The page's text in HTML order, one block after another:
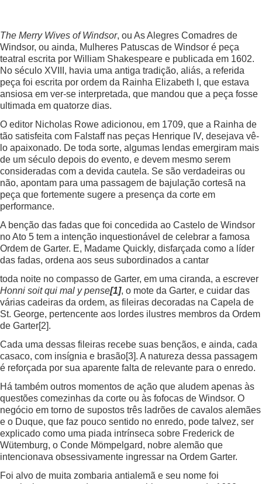
The Merry Wives of Windsor, ou As Alegres Comadres de
Windsor, ou ainda, Mulheres Patuscas de Windsor é peça
teatral escrita por William Shakespeare e publicada em 1602.
No século XVIII, havia uma antiga tradição, aliás, a referida
peça foi escrita por ordem da Rainha Elizabeth I, que estava
ansiosa em ver-se interpretada, que mandou que a peça fosse
ultimada em quatorze dias.
O editor Nicholas Rowe adicionou, em 1709, que a Rainha de
tão satisfeita com Falstaff nas peças Henrique IV, desejava vê-
lo apaixonado. De toda sorte, algumas lendas emergiram mais
de um século depois do evento, e devem mesmo serem
consideradas com a devida cautela. Se são verdadeiras ou
não, apontam para uma passagem de bajulação cortesã na
peça que fortemente sugere a presença da corte em
performance.
A benção das fadas que foi concedida ao Castelo de Windsor
no Ato 5 tem a intenção inquestionável de celebrar a famosa
Ordem de Garter. E, Madame Quickly, disfarçada como a líder
das fadas, ordena aos seus subordinados a cantar
toda noite no compasso de Garter, em uma ciranda, a escrever
Honni soit qui mal y pense[1], o mote da Garter, e cuidar das
várias cadeiras da ordem, as fileiras decoradas na Capela de
St. George, pertencente aos lordes ilustres membros da Ordem
de Garter[2].
Cada uma dessas fileiras recebe suas bençãos, e ainda, cada
casaco, com insígnia e brasão[3]. A natureza dessa passagem
é reforçada por sua aparente falta de relevante para o enredo.
Há também outros momentos de ação que aludem apenas às
questões comezinhas da corte ou às fofocas de Windsor. O
negócio em torno de supostos três ladrões de cavalos alemães
e o Duque, que faz pouco sentido no enredo, pode talvez, ser
explicado como uma piada intrínseca sobre Frederick de
Wütemburg, o Conde Mömpelgard, nobre alemão que
intencionava obsessivamente ingressar na Ordem Garter.
Foi alvo de muita zombaria antialemã e seu nome foi